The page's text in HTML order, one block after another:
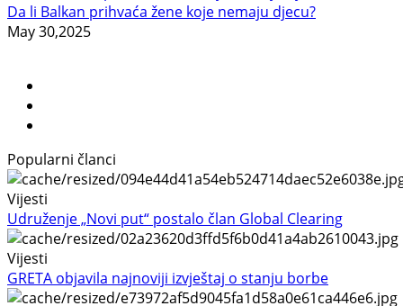
Da li Balkan prihvaća žene koje nemaju djecu?
May 30,2025
Popularni članci
Vijesti
Udruženje „Novi put“ postalo član Global Clearing
Vijesti
GRETA objavila najnoviji izvještaj o stanju borbe